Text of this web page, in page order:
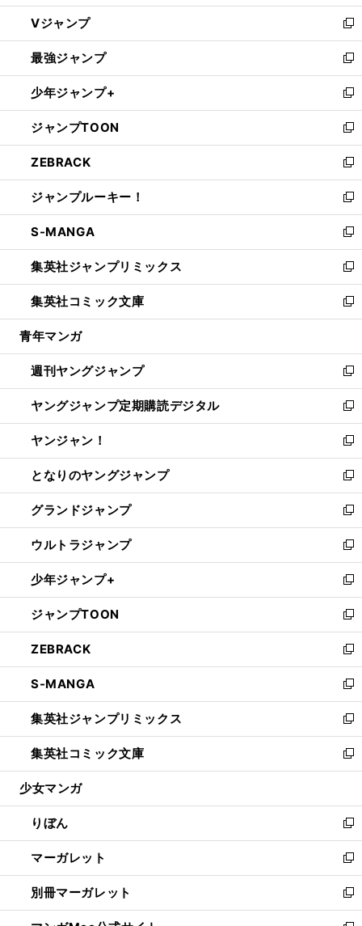
ウ
ィ
ン
ド
ウ
で
開
く
し
い
ウ
ィ
ン
ド
ウ
で
開
く
Vジャンプ
新
し
い
ウ
ィ
ン
ド
ウ
で
開
く
最強ジャンプ
新
し
い
ウ
ィ
ン
ド
ウ
で
開
く
少年ジャンプ+
新
し
い
ウ
ィ
ン
ド
ウ
で
開
く
ジャンプTOON
新
し
い
ウ
ィ
ン
ド
ウ
で
開
く
ZEBRACK
新
し
い
ウ
ィ
ン
ド
ウ
で
開
ジャンプルーキー！
新
し
い
ウ
ィ
ン
ド
ウ
開
く
S-MANGA
新
し
い
ウ
ィ
ン
ウ
で
開
く
集英社ジャンプリミックス
新
し
い
ウ
ン
ド
ウ
で
開
く
集英社コミック文庫
新
し
ウ
ィ
ン
ド
ウ
で
開
く
青年マンガ
週刊ヤングジャンプ
新
し
い
ウ
ィ
ン
ド
ウ
で
開
く
ヤングジャンプ定期購読デジタル
新
し
い
ウ
ィ
ン
ド
ウ
で
開
く
ヤンジャン！
新
し
い
ウ
ィ
ン
ド
ウ
で
開
く
となりのヤングジャンプ
新
し
い
ウ
ィ
ン
ド
ウ
で
開
く
グランドジャンプ
新
し
い
ウ
ィ
ン
ド
ウ
で
開
く
ウルトラジャンプ
新
し
い
ウ
ィ
ン
ド
ウ
で
開
く
少年ジャンプ+
新
し
い
ウ
ィ
ン
ド
ウ
で
開
く
ジャンプTOON
新
し
い
ウ
ィ
ン
ド
ウ
で
開
ZEBRACK
新
し
い
ウ
ィ
ン
ド
ウ
開
く
S-MANGA
新
し
い
ウ
ィ
ン
ウ
で
開
く
集英社ジャンプリミックス
新
し
い
ウ
ン
ド
ウ
で
開
く
集英社コミック文庫
新
し
ウ
ィ
ン
ド
ウ
で
開
少女マンガ
りぼん
新
し
い
ウ
ィ
ン
マーガレット
新
し
い
ウ
別冊マーガレット
新
し